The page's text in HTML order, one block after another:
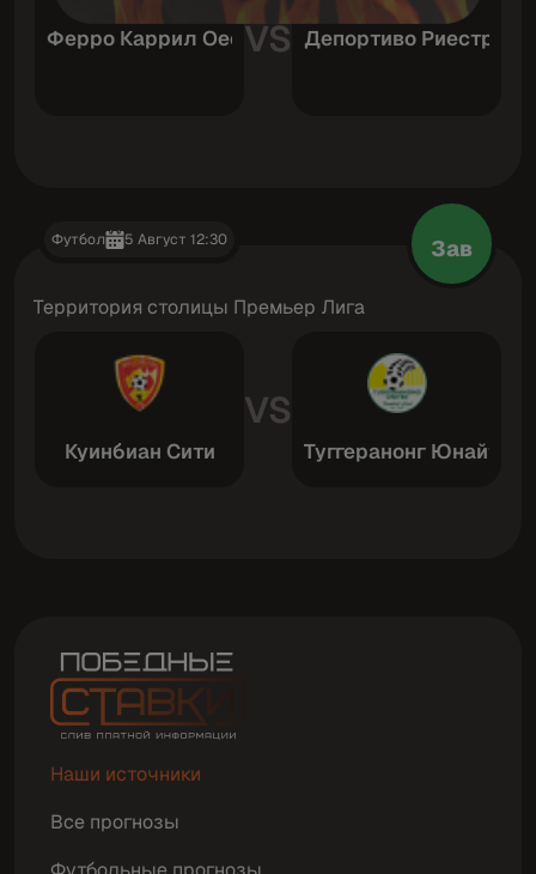
Ферро Каррил Оесте резерв
VS Депортиво Риестра
Футбол 5 Август 12:30 Зав
Территория столицы Премьер Лига
Куинбиан Сити
VS
Туггеранонг Юнайтед
Наши источники
Все прогнозы